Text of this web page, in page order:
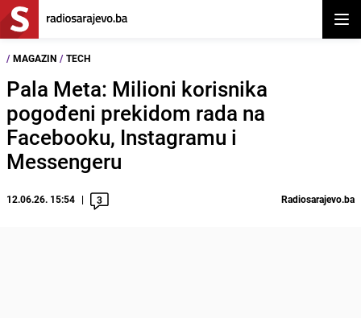
/ MAGAZIN / TECH
Pala Meta: Milioni korisnika
pogođeni prekidom rada na
Facebooku, Instagramu i
Messengeru
12.06.26. 15:54 3 Radiosarajevo.ba